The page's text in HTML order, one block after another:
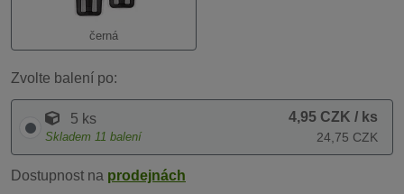
černá
Zvolte balení po:
5 ks
Skladem 11 balení
4,95 CZK / ks
24,75 CZK
Dostupnost na prodejnách